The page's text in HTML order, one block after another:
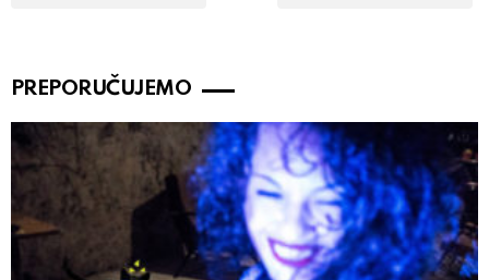
PREPORUČUJEMO